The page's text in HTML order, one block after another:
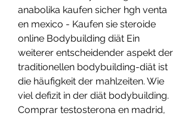
anabolika kaufen sicher hgh venta
en mexico - Kaufen sie steroide
online Bodybuilding diät Ein
weiterer entscheidender aspekt der
traditionellen bodybuilding-diät ist
die häufigkeit der mahlzeiten. Wie
viel defizit in der diät bodybuilding.
Comprar testosterona en madrid,